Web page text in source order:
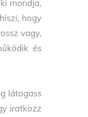
mondja,
hogy
vagy,
és
látogass
iratkozz